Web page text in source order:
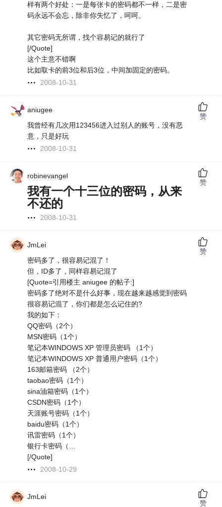
样有两个好处：一是每张卡的密码都不一样，二是密
码永远不会忘，除非你失忆了，呵呵。
其它密码无所谓，找个容易记的就行了
[/Quote]
这个主意不错啊
比如取卡的前3位和后3位，中间加固定的密码。
2008-10-31
aniugee
我曾经有几次用123456进入过别人的账号，没有恶
意，只是好玩
2008-10-31
赞
robinevangel
我有一个十三位的密码，从来
不还的
2008-10-31
赞
JmLei
密码多了，很容易记混了！
但，ID多了，同样容易记混了
[Quote=引用楼主 aniugee 的帖子:]
密码多了绝对不是什么好事，现在越来越感觉到密码
很容易记混了，你们都是怎么记住的?
我的如下：
QQ密码（2个）
MSN密码（1个）
笔记本WINDOWS XP 管理员密码 （1个）
笔记本WINDOWS XP 普通用户密码（1个）
163邮箱密码 （2个）
taobao密码（1个）
sina油箱密码（1个）
CSDN密码（1个）
天涯账号密码（1个）
baidu密码（1个）
讯雷密码（1个）
银行卡密码（…
[/Quote]
2008-10-29
赞
JmLei
赞